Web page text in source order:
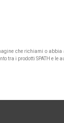
che richiami o abbia
tra i prodotti SPATH e le